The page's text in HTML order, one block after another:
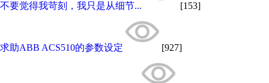
不要觉得我苛刻，我只是从细节... [153]
求助ABB ACS510的参数设定 [927]